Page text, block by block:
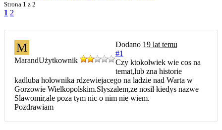
Strona 1 z 2
1 2
M
MarandUżytkownik
Dodano 19 lat temu
#1
Czy ktokolwiek wie cos na
temat,lub zna historie
kadluba holownika rdzewiejacego na ladzie nad Warta w
Gorzowie Wielkopolskim.Slyszalem,ze nosil kiedys nazwe
Slawomir,ale poza tym nic o nim nie wiem.
Pozdrawiam